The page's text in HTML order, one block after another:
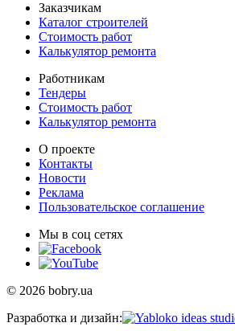
Заказчикам
Каталог строителей
Стоимость работ
Калькулятор ремонта
Работникам
Тендеры
Стоимость работ
Калькулятор ремонта
О проекте
Контакты
Новости
Реклама
Пользовательское соглашение
Мы в соц сетях
© 2026 bobry.ua
Разработка и дизайн: